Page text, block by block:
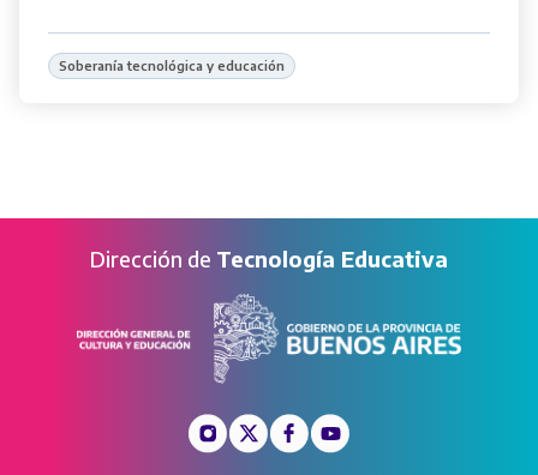
Soberanía tecnológica y educación
Dirección de Tecnología Educativa